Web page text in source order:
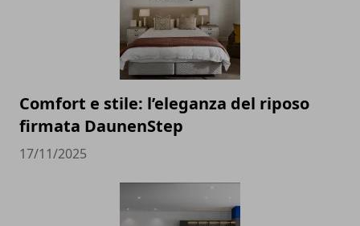
Comfort e stile: l’eleganza del riposo
firmata DaunenStep
17/11/2025